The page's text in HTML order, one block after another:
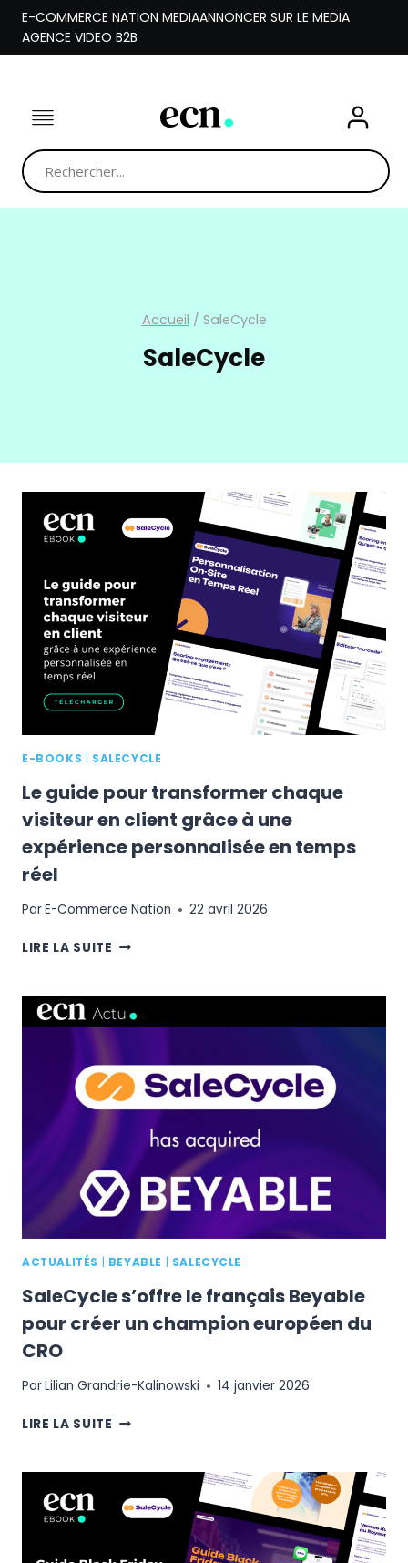
Aller
contenu
E-COMMERCE NATION MEDIAANNONCER SUR LE MEDIA
AGENCE VIDEO B2B
Accueil / SaleCycle
SaleCycle
E-BOOKS SALECYCLE
Le guide pour transformer chaque
visiteur en client grâce à une
expérience personnalisée en temps
réel
ParE-Commerce Nation 22 avril 2026
LIRE LA SUITE LE
TRANSFORMER
CHAQUE
CLIENT
GRÂCE
À
EXPÉRIENCE
PERSONNALISÉE
EN
TEMPS
ACTUALITÉS BEYABLE SALECYCLE
SaleCycle s’offre le français Beyable
pour créer un champion européen du
CRO
ParLilian Grandrie-Kalinowski 14 janvier 2026
LIRE LA SUITE SALECYCLE
FRANÇAIS
BEYABLE
POUR